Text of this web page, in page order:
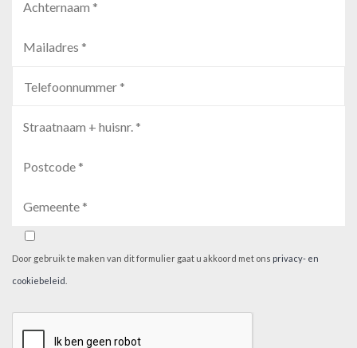
Door gebruik te maken van dit formulier gaat u akkoord met ons privacy- en
cookiebeleid